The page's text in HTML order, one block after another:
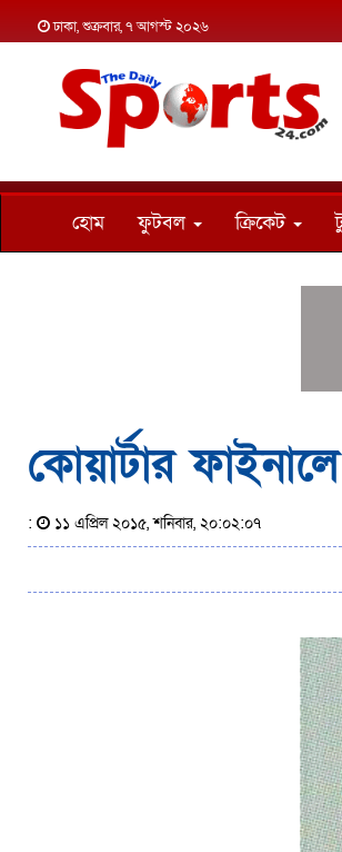
ঢাকা, শুক্রবার, ৭ আগস্ট ২০২৬
হোম ফুটবল ক্রিকেট
কোয়ার্টার
: ১১ এপ্রিল ২০১৫, শনিবার, ২০:০২:০৭